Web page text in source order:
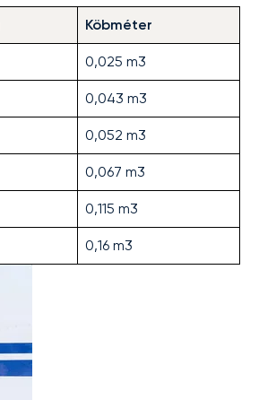
Köbméter
0,025 m3
0,043 m3
0,052 m3
0,067 m3
0,115 m3
0,16 m3